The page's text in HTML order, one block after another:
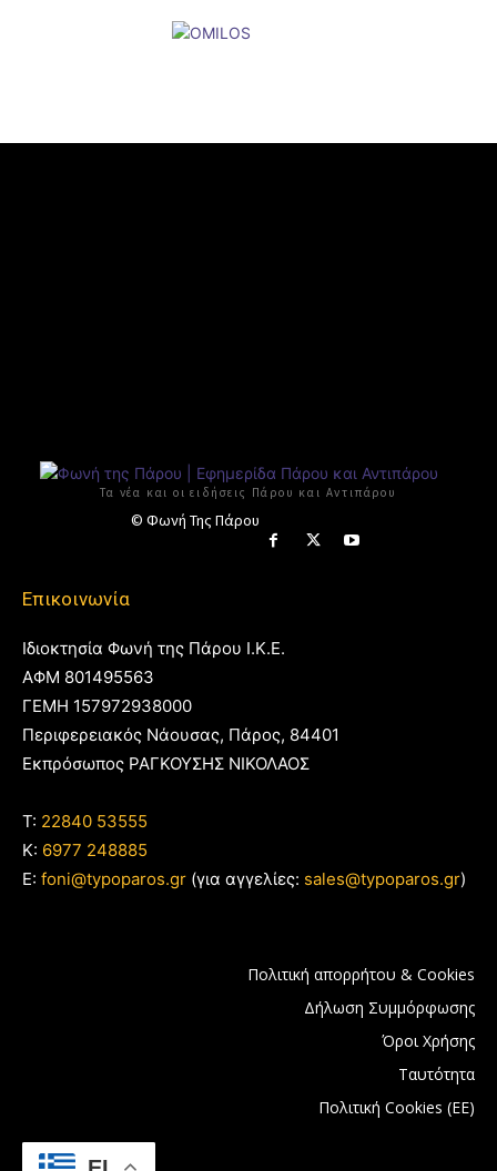
Τα νέα και οι ειδήσεις Πάρου και Αντιπάρου
© Φωνή Της Πάρου
Επικοινωνία
Ιδιοκτησία Φωνή της Πάρου Ι.Κ.Ε.
ΑΦΜ 801495563
ΓΕΜΗ 157972938000
Περιφερειακός Νάουσας, Πάρος, 84401
Εκπρόσωπος ΡΑΓΚΟΥΣΗΣ ΝΙΚΟΛΑΟΣ
T: 22840 53555
Κ: 6977 248885
E: foni@typoparos.gr (για αγγελίες: sales@typoparos.gr)
Πολιτική απορρήτου & Cookies
Δήλωση Συμμόρφωσης
Όροι Χρήσης
Ταυτότητα
Πολιτική Cookies (ΕΕ)